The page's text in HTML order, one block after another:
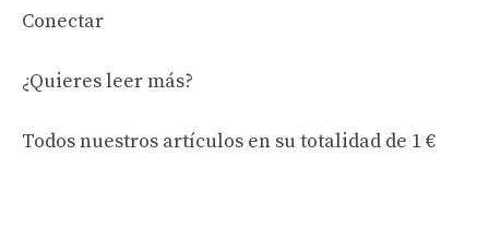
Conectar
¿Quieres leer más?
Todos nuestros artículos en su totalidad de 1 €